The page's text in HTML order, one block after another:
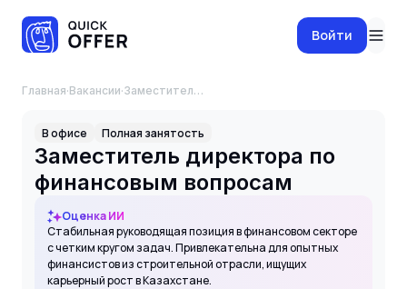
Войти
Главная·Вакансии· Заместитель директора по финансовым вопросам
В офисе Полная занятость
Заместитель директора по
финансовым вопросам
Оценка ИИ
Стабильная руководящая позиция в финансовом секторе
с четким кругом задач. Привлекательна для опытных
финансистов из строительной отрасли, ищущих
карьерный рост в Казахстане.